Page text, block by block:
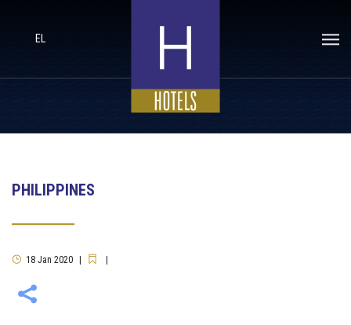
EL
PHILIPPINES
18 Jan 2020